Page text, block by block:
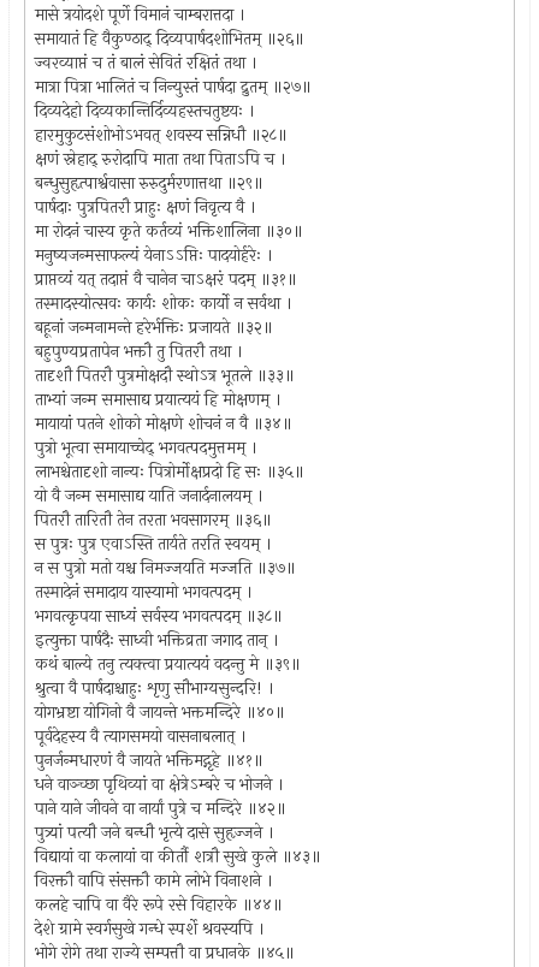
मासे त्रयोदशे पूर्णे विमानं चाम्बरात्तदा ।
समायातं हि वैकुण्ठाद् दिव्यपार्षदशोभितम् ॥२६॥
ज्वरव्याप्तं च तं बालं सेवितं रक्षितं तथा ।
मात्रा पित्रा भालितं च निन्युस्तं पार्षदा द्रुतम् ॥२७॥
दिव्यदेहो दिव्यकान्तिर्दिव्यहस्तचतुष्टयः ।
हारमुकुटसंशोभोऽभवत् शवस्य सन्निधौ ॥२८॥
क्षणं स्नेहाद् रुरोदापि माता तथा पिताऽपि च ।
बन्धुसुहृत्पार्श्ववासा रुरुदुर्मरणात्तथा ॥२९॥
पार्षदाः पुत्रपितरौ प्राहुः क्षणं निवृत्य वै ।
मा रोदनं चास्य कृते कर्तव्यं भक्तिशालिना ॥३०॥
मनुष्यजन्मसाफल्यं येनाऽऽप्तिः पादयोर्हरेः ।
प्राप्तव्यं यत् तदाप्तं वै चानेन चाऽक्षरं पदम् ॥३१॥
तस्मादस्योत्सवः कार्यः शोकः कार्यो न सर्वथा ।
बहूनां जन्मनामन्ते हरेर्भक्तिः प्रजायते ॥३२॥
बहुपुण्यप्रतापेन भक्तौ तु पितरौ तथा ।
तादृशौ पितरौ पुत्रमोक्षदौ स्थोऽत्र भूतले ॥३३॥
ताभ्यां जन्म समासाद्य प्रयात्ययं हि मोक्षणम् ।
मायायां पतने शोको मोक्षणे शोचनं न वै ॥३४॥
पुत्रो भूत्वा समायाच्चेद् भगवत्पदमुत्तमम् ।
लाभश्चेतादृशो नान्यः पित्रोर्मोक्षप्रदो हि सः ॥३५॥
यो वै जन्म समासाद्य याति जनार्दनालयम् ।
पितरौ तारितौ तेन तरता भवसागरम् ॥३६॥
स पुत्रः पुत्र एवाऽस्ति तार्यते तरति स्वयम् ।
न स पुत्रो मतो यश्च निमज्जयति मज्जति ॥३७॥
तस्मादेनं समादाय यास्यामो भगवत्पदम् ।
भगवत्कृपया साध्यं सर्वस्य भगवत्पदम् ॥३८॥
इत्युक्ता पार्षदैः साध्वी भक्तिव्रता जगाद तान् ।
कथं बाल्ये तनु त्यक्त्वा प्रयात्ययं वदन्तु मे ॥३९॥
श्रुत्वा वै पार्षदाश्चाहुः शृणु सौभाग्यसुन्दरि! ।
योगभ्रष्टा योगिनो वै जायन्ते भक्तमन्दिरे ॥४०॥
पूर्वदेहस्य वै त्यागसमयो वासनाबलात् ।
पुनर्जन्मधारणं वै जायते भक्तिमद्गृहे ॥४१॥
धने वाञ्च्छा पृथिव्यां वा क्षेत्रेऽम्बरे च भोजने ।
पाने याने जीवने वा नार्यां पुत्रे च मन्दिरे ॥४२॥
पुत्र्यां पत्यौ जने बन्धौ भृत्ये दासे सुहृज्जने ।
विद्यायां वा कलायां वा कीर्तौ शत्रौ सुखे कुले ॥४३॥
विरक्तौ वापि संसक्तौ कामे लोभे विनाशने ।
कलहे चापि वा वैरे रूपे रसे विहारके ॥४४॥
देशे ग्रामे स्वर्गसुखे गन्धे स्पर्शे श्रवस्यपि ।
भोगे रोगे तथा राज्ये सम्पत्तौ वा प्रधानके ॥४५॥